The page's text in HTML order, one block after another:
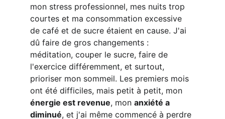
mon stress professionnel, mes nuits trop
courtes et ma consommation excessive
de café et de sucre étaient en cause. J'ai
dû faire de gros changements :
méditation, couper le sucre, faire de
l'exercice différemment, et surtout,
prioriser mon sommeil. Les premiers mois
ont été difficiles, mais petit à petit, mon
énergie est revenue, mon anxiété a
diminué, et j'ai même commencé à perdre